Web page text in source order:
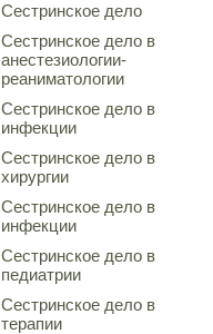
Сестринское дело
Сестринское дело в
анестезиологии-
реаниматологии
Сестринское дело в
инфекции
Сестринское дело в
хирургии
Сестринское дело в
инфекции
Сестринское дело в
педиатрии
Сестринское дело в
терапии